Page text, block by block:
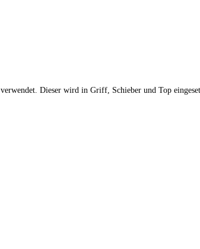
verwendet. Dieser wird in Griff, Schieber und Top